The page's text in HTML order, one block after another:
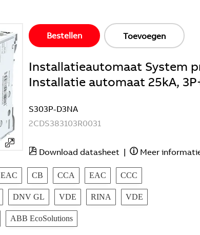
Bestellen Toevoegen
Installatieautomaat System
Installatie automaat 25kA,
S303P-D3NA
2CDS383103R0031
Download datasheet | Meer
EAC CB CCA EAC CCC
DNV GL VDE RINA VDE
ABB EcoSolutions